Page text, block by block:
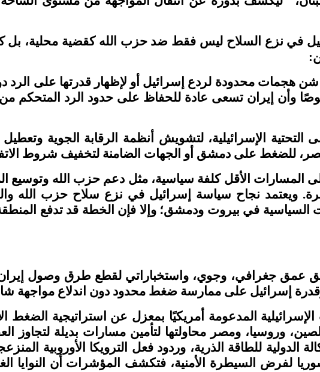
في نزع السلاح ليس فقط ضد حزب الله كقضية محلية، بل
:
شن هجمات محدودة لردع إسرائيل أو لإظهار قدرتها على
وأن إيران تسعى عادة للحفاظ على حدود الرد المتحكم
الإسرائيلية، لتشويش أنظمة الرقابة الجوية وتعطيل
للضغط على دمشق أو الجهات الضامنة لتخفيف شروط
المسارات الأقل كلفة سياسية، مثل دعم حزب الله وتوسيع
ويعتمد نجاح سياسة إسرائيل في نزع سلاح حزب الله
في بيروت ودمشق؛ وإلا فإن الخطة قد تدفع
عمق جغرافي، وجوي، واستخباراتي لقطع طرق وصول
إسرائيل على ممارسة ضغط محدود دون اندلاع مواجهة
المدعومة أمريكيًا بمعزل عن استراتيجية
وروسيا، ومصر محاولتها لتأمين مسارات بديلة لتجاوز
للطاقة الذرية، وردود فعل الترويكا الأوروبية
لفرض السيطرة الأمنية، فتكشف المؤشرات أن